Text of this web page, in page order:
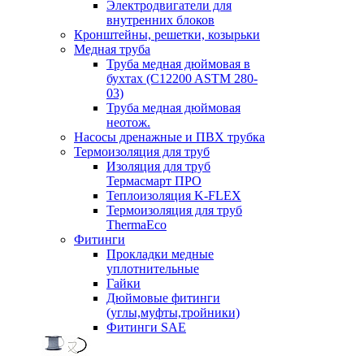
Электродвигатели для
внутренних блоков
Кронштейны, решетки, козырьки
Медная труба
Труба медная дюймовая в
бухтах (C12200 ASTM 280-
03)
Труба медная дюймовая
неотож.
Насосы дренажные и ПВХ трубка
Термоизоляция для труб
Изоляция для труб
Термасмарт ПРО
Теплоизоляция K-FLEX
Термоизоляция для труб
ThermaEco
Фитинги
Прокладки медные
уплотнительные
Гайки
Дюймовые фитинги
(углы,муфты,тройники)
Фитинги SAE